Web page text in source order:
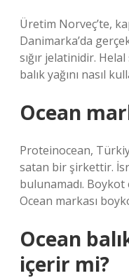
Üretim Norveç’te,
Danimarka’da
sığır jelatinidir.
balık yağını nasıl
Ocean
Proteinocean,
satan bir şirkettir.
bulunamadı.
Ocean markası
Ocean
içerir mi?